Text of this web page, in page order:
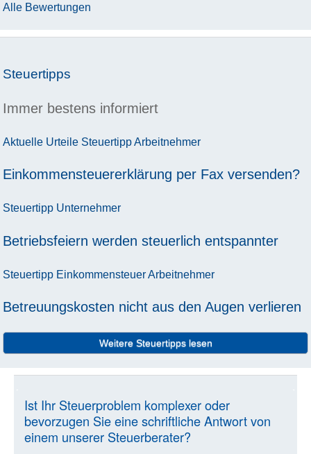
Alle Bewertungen
Steuertipps
Immer bestens informiert
Aktuelle Urteile SteuertippArbeitnehmer
Einkommensteuererklärung per Fax versenden?
Steuertipp Unternehmer
Betriebsfeiern werden steuerlich entspannter
Steuertipp EinkommensteuerArbeitnehmer
Betreuungskosten nicht aus den Augen verlieren
Weitere Steuertipps lesen